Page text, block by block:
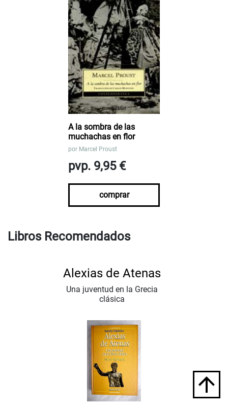
A la sombra de las
muchachas en flor
por Marcel Proust
pvp. 9,95 €
comprar
Libros Recomendados
Alexias de Atenas
Una juventud en la Grecia
clásica